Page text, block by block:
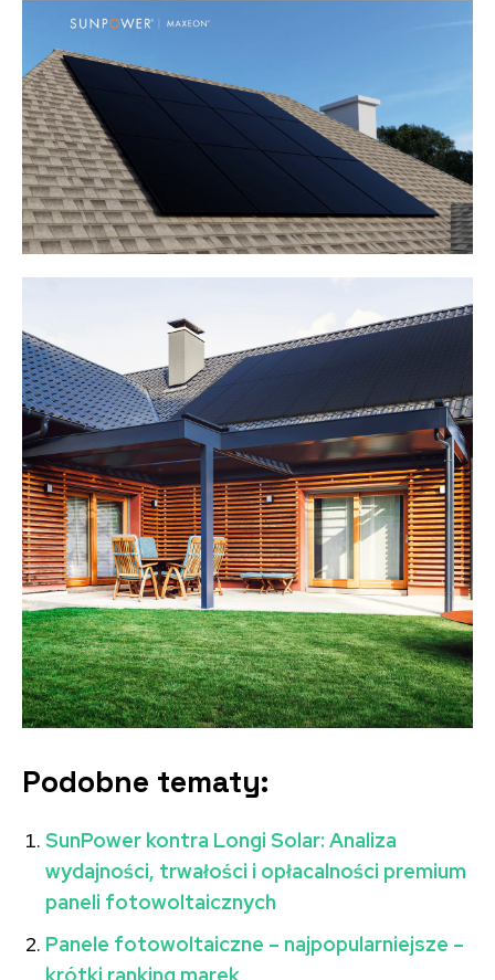
Podobne tematy:
SunPower kontra Longi Solar: Analiza
wydajności, trwałości i opłacalności premium
paneli fotowoltaicznych
Panele fotowoltaiczne – najpopularniejsze –
krótki ranking marek